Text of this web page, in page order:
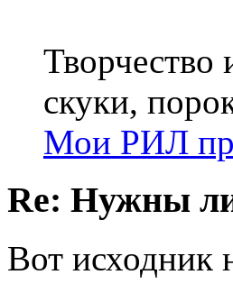
Творчество
скуки,
Мои РИЛ
Re: Нужны
Вот исходник